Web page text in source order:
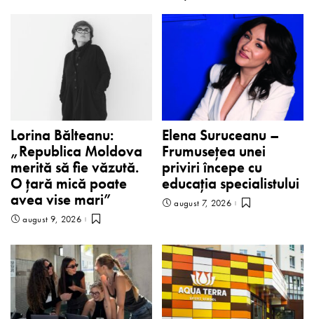
Lorina Bălteanu:
„Republica Moldova
merită să fie văzută.
O țară mică poate
avea vise mari”
august 9, 2026
Elena Suruceanu –
Frumusețea unei
priviri începe cu
educația specialistului
august 7, 2026